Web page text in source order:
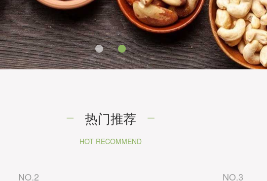
热门推荐
HOT RECOMMEND
NO.2 NO.3